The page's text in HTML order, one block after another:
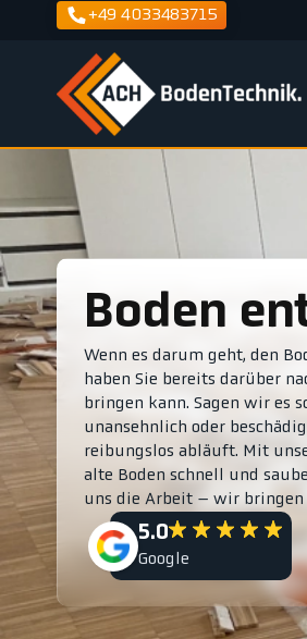
+49 4033483715
Boden
Wenn es darum geht, den
haben Sie bereits darüber
bringen kann. Sagen wir es
unansehnlich oder
reibungslos abläuft. Mit
alte Boden schnell und
uns die Arbeit – wir bringen
5.0
Google